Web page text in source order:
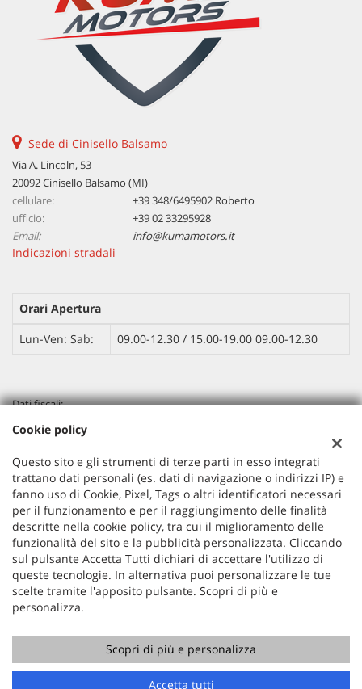
Sede di Cinisello Balsamo
Via A. Lincoln, 53
20092 Cinisello Balsamo (MI)
cellulare:
+39 348/6495902 Roberto
ufficio:
+39 02 33295928
Email:
info@kumamotors.it
Indicazioni stradali
Orari Apertura
Lun-Ven: Sab:
09.00-12.30 / 15.00-19.00 09.00-12.30
Dati fiscali:
KUMA MOTORS SRLS
Via A. Lincoln, 53 Cinisello Balsamo (MI)
P.IVA:10870940961
Registro delle imprese:MB
N°10870940961
REA: MI-2563745
Copyright © 2026 GestionaleAuto.com S.r.l., Tutti i diritti
riservati -Leggi l'informativa sulla privacy-Cookie Policy
GestionaleAuto.com
Cookie policy
Questo sito e gli strumenti di terze parti in esso integrati
trattano dati personali (es. dati di navigazione o indirizzi IP) e
fanno uso di Cookie, Pixel, Tags o altri identificatori necessari
per il funzionamento e per il raggiungimento delle finalità
descritte nella cookie policy, tra cui il miglioramento delle
funzionalità del sito e la pubblicità personalizzata. Cliccando
sul pulsante Accetta Tutti dichiari di accettare l'utilizzo di
queste tecnologie. In alternativa puoi personalizzare le tue
scelte tramite l'apposito pulsante. Scopri di più e
personalizza.
Scopri di più e personalizza
Accetta tutti